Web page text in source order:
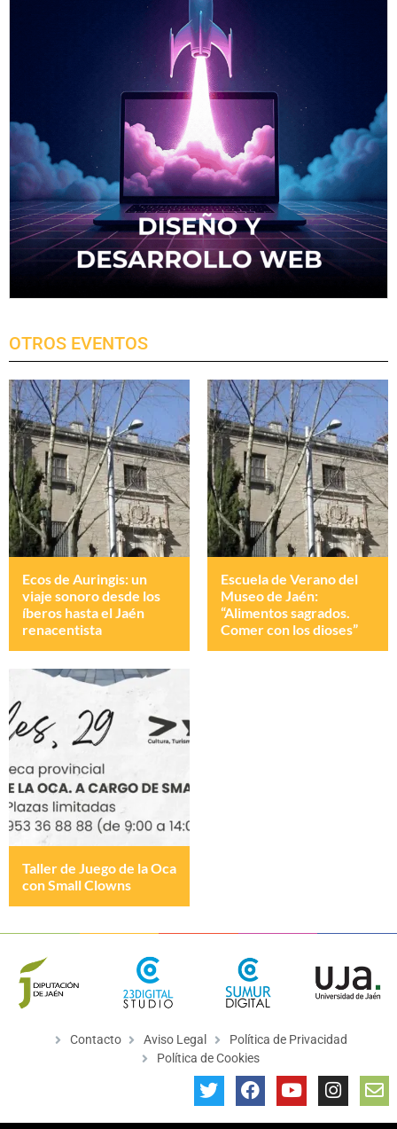
OTROS EVENTOS
Ecos de Auringis: un
viaje sonoro desde los
íberos hasta el Jaén
renacentista
Escuela de Verano del
Museo de Jaén:
“Alimentos sagrados.
Comer con los dioses”
Taller de Juego de la Oca
con Small Clowns
Contacto Aviso Legal
Política de Privacidad
Política de Cookies